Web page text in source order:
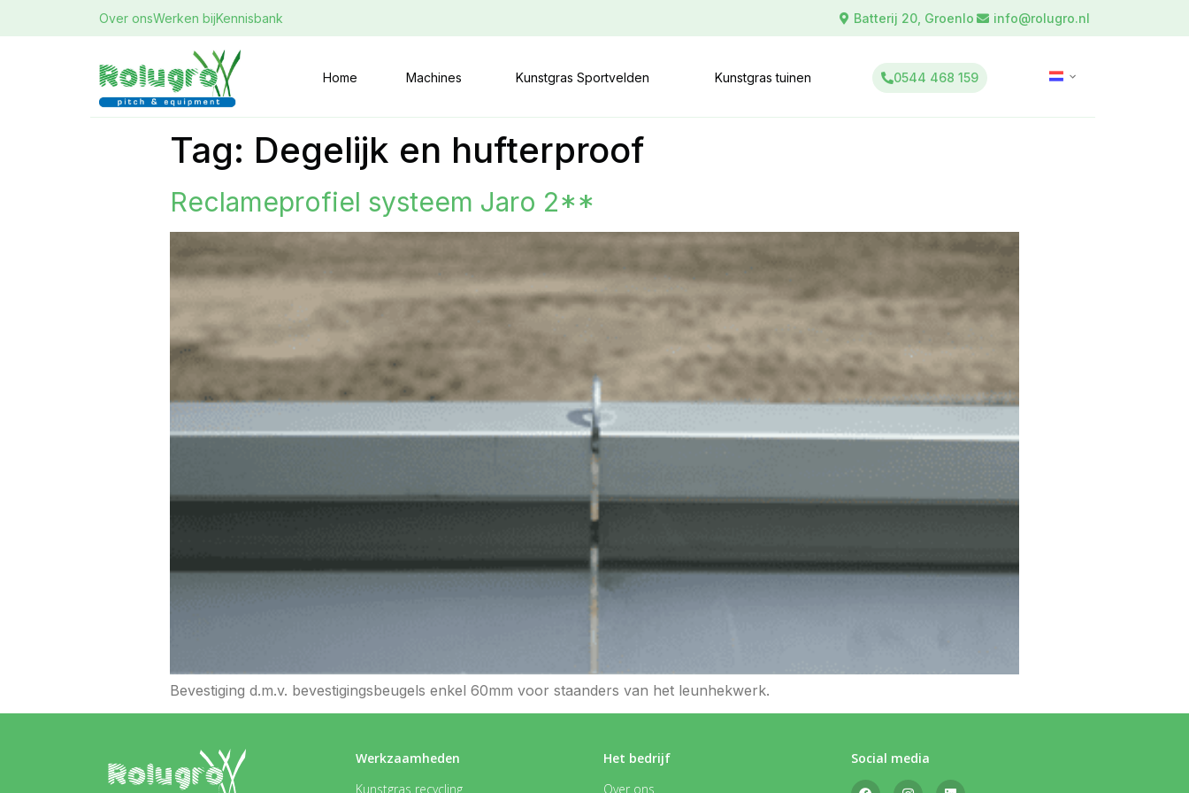
Over onsWerken bijKennisbank Batterij 20, Groenlo info@rolugro.nl
Home Machines Kunstgras Sportvelden Kunstgras tuinen 0544 468 159
Tag: Degelijk en hufterproof
Reclameprofiel systeem Jaro 2**
Bevestiging d.m.v. bevestigingsbeugels enkel 60mm voor staanders van het leunhekwerk.
Werkzaamheden
Kunstgras recycling
Het bedrijf
Over ons
Social media